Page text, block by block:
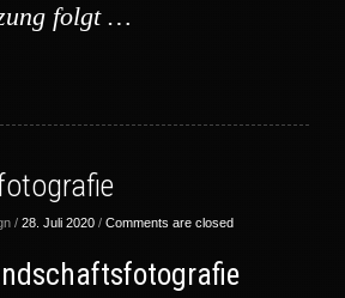
folgt …
/ 28. Juli 2020 / Comments are closed